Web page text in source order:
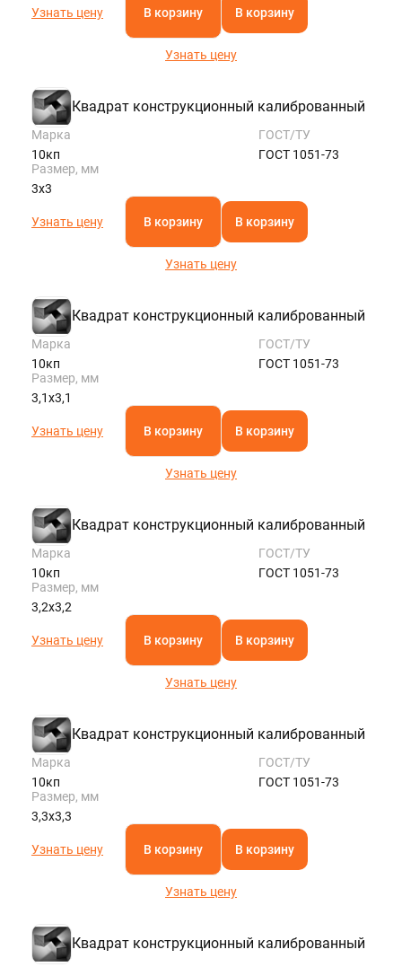
Узнать цену В корзину В корзину
Узнать цену
Квадрат конструкционный калиброванный
Марка
10кп
ГОСТ/ТУ
ГОСТ 1051-73
Размер, мм
3х3
Узнать цену В корзину В корзину
Узнать цену
Квадрат конструкционный калиброванный
Марка
10кп
ГОСТ/ТУ
ГОСТ 1051-73
Размер, мм
3,1х3,1
Узнать цену В корзину В корзину
Узнать цену
Квадрат конструкционный калиброванный
Марка
10кп
ГОСТ/ТУ
ГОСТ 1051-73
Размер, мм
3,2х3,2
Узнать цену В корзину В корзину
Узнать цену
Квадрат конструкционный калиброванный
Марка
10кп
ГОСТ/ТУ
ГОСТ 1051-73
Размер, мм
3,3х3,3
Узнать цену В корзину В корзину
Узнать цену
Квадрат конструкционный калиброванный